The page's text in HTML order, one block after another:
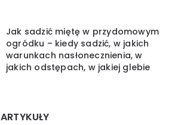
Jak sadzić miętę w przydomowym
ogródku – kiedy sadzić, w jakich
warunkach nasłonecznienia, w
jakich odstępach, w jakiej glebie